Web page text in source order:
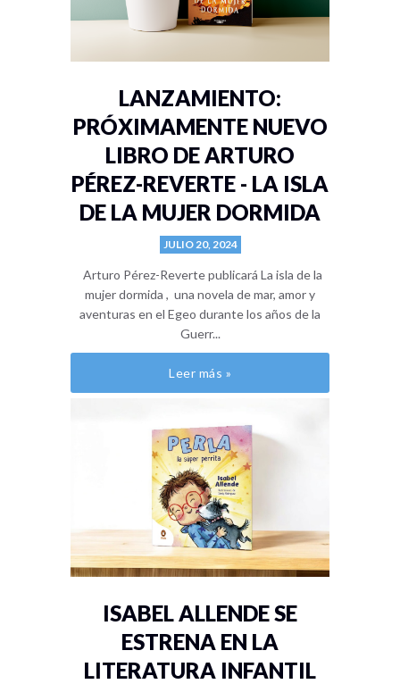
LANZAMIENTO:
PRÓXIMAMENTE NUEVO
LIBRO DE ARTURO
PÉREZ-REVERTE - LA ISLA
DE LA MUJER DORMIDA
JULIO 20, 2024
Arturo Pérez-Reverte publicará La isla de la
mujer dormida , una novela de mar, amor y
aventuras en el Egeo durante los años de la
Guerr...
Leer más »
ISABEL ALLENDE SE
ESTRENA EN LA
LITERATURA INFANTIL